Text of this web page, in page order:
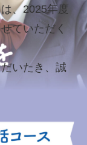
、2025年度
ていただく
いたき、誠